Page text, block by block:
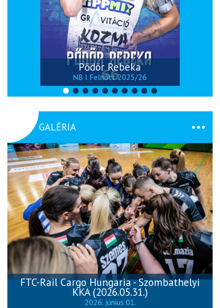
Pődör Rebeka
NB I Felnőtt 2025/26
GALÉRIA
FTC-Rail Cargo Hungaria - Szombathelyi
KKA (2026.05.31.)
2026. június 01.